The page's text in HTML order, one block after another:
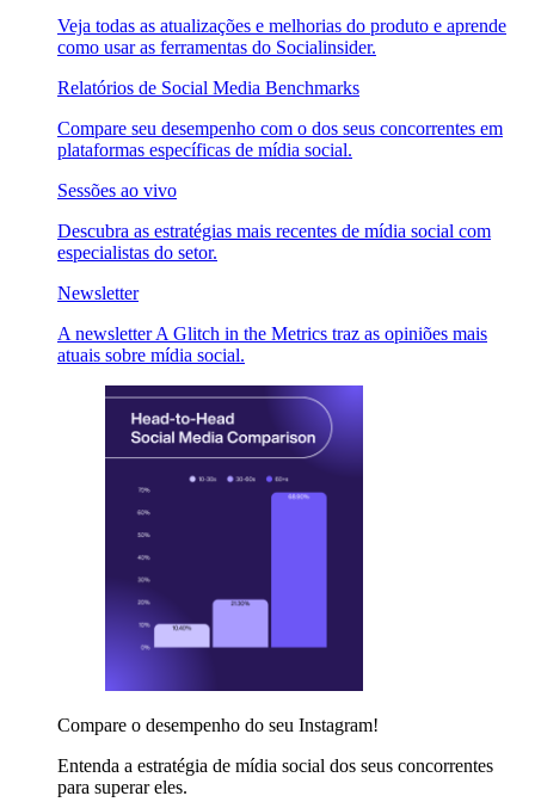
Veja todas as atualizações e melhorias do produto e aprende
como usar as ferramentas do Socialinsider.
Relatórios de Social Media Benchmarks
Compare seu desempenho com o dos seus concorrentes em
plataformas específicas de mídia social.
Sessões ao vivo
Descubra as estratégias mais recentes de mídia social com
especialistas do setor.
Newsletter
A newsletter A Glitch in the Metrics traz as opiniões mais
atuais sobre mídia social.
Compare o desempenho do seu Instagram!
Entenda a estratégia de mídia social dos seus concorrentes
para superar eles.